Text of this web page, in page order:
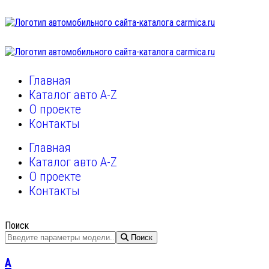
Главная
Каталог авто A-Z
О проекте
Контакты
Главная
Каталог авто A-Z
О проекте
Контакты
Поиск
Поиск
A